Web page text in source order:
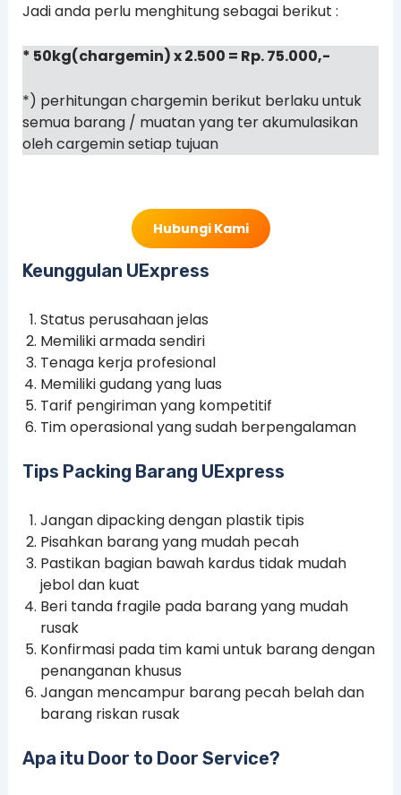
Jadi anda perlu menghitung sebagai berikut :
* 50kg(chargemin) x 2.500 = Rp. 75.000,-
*) perhitungan chargemin berikut berlaku untuk
semua barang / muatan yang ter akumulasikan
oleh cargemin setiap tujuan
Hubungi Kami
Keunggulan UExpress
Status perusahaan jelas
Memiliki armada sendiri
Tenaga kerja profesional
Memiliki gudang yang luas
Tarif pengiriman yang kompetitif
Tim operasional yang sudah berpengalaman
Tips Packing Barang UExpress
Jangan dipacking dengan plastik tipis
Pisahkan barang yang mudah pecah
Pastikan bagian bawah kardus tidak mudah
jebol dan kuat
Beri tanda fragile pada barang yang mudah
rusak
Konfirmasi pada tim kami untuk barang dengan
penanganan khusus
Jangan mencampur barang pecah belah dan
barang riskan rusak
Apa itu Door to Door Service?